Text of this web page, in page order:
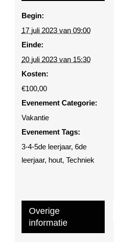
Begin:
17 juli 2023 van 09:00
Einde:
20 juli 2023 van 15:30
Kosten:
€100,00
Evenement Categorie:
Vakantie
Evenement Tags:
3-4-5de leerjaar,6de
leerjaar, hout,Techniek
Overige
informatie